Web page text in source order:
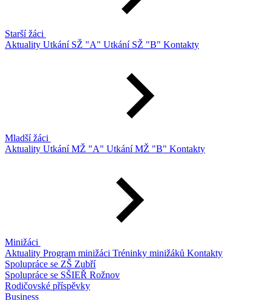
Starší žáci
Aktuality Utkání SŽ "A" Utkání SŽ "B" Kontakty
Mladší žáci
Aktuality Utkání MŽ "A" Utkání MŽ "B" Kontakty
Minižáci
Aktuality Program minižáci Tréninky minižáků Kontakty
Spolupráce se ZŠ Zubří
Spolupráce se SŠIEŘ Rožnov
Rodičovské příspěvky
Business